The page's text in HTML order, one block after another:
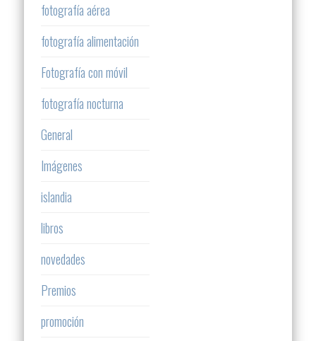
fotografía aérea
fotografía alimentación
Fotografía con móvil
fotografía nocturna
General
Imágenes
islandia
libros
novedades
Premios
promoción